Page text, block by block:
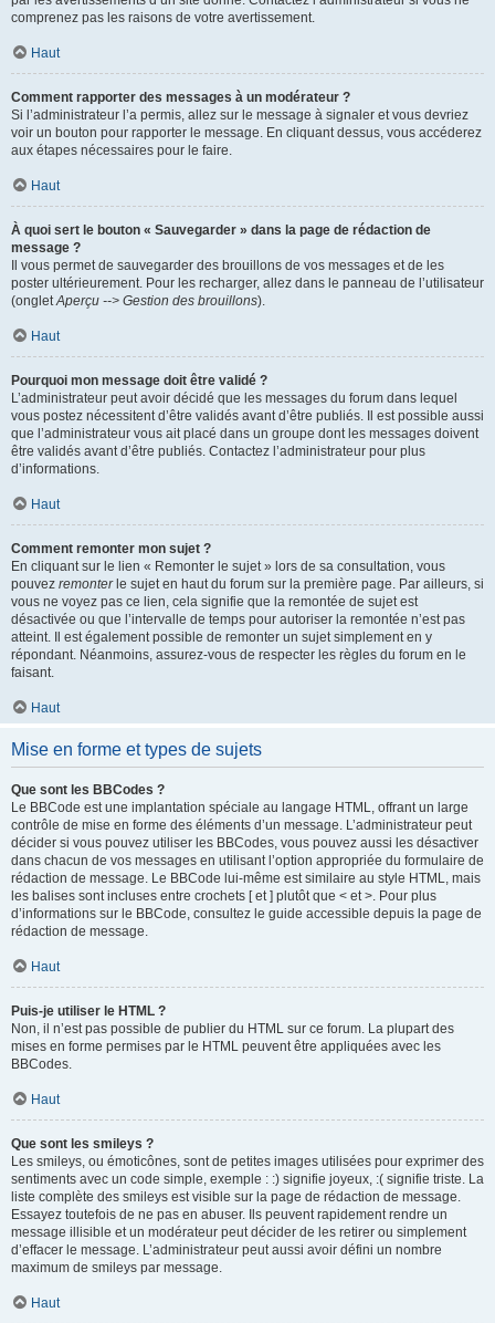
comprenez pas les raisons de votre avertissement.
Haut
Comment rapporter des messages à un modérateur ?
Si l’administrateur l’a permis, allez sur le message à signaler et vous devriez
voir un bouton pour rapporter le message. En cliquant dessus, vous accéderez
aux étapes nécessaires pour le faire.
Haut
À quoi sert le bouton « Sauvegarder » dans la page de rédaction de
message ?
Il vous permet de sauvegarder des brouillons de vos messages et de les
poster ultérieurement. Pour les recharger, allez dans le panneau de l’utilisateur
(ongletAperçu --> Gestion des brouillons).
Haut
Pourquoi mon message doit être validé ?
L’administrateur peut avoir décidé que les messages du forum dans lequel
vous postez nécessitent d’être validés avant d’être publiés. Il est possible aussi
que l’administrateur vous ait placé dans un groupe dont les messages doivent
être validés avant d’être publiés. Contactez l’administrateur pour plus
d’informations.
Haut
Comment remonter mon sujet ?
En cliquant sur le lien « Remonter le sujet » lors de sa consultation, vous
pouvez remonterle sujet en haut du forum sur la première page. Par ailleurs, si
vous ne voyez pas ce lien, cela signifie que la remontée de sujet est
désactivée ou que l’intervalle de temps pour autoriser la remontée n’est pas
atteint. Il est également possible de remonter un sujet simplement en y
répondant. Néanmoins, assurez-vous de respecter les règles du forum en le
faisant.
Haut
Mise en forme et types de sujets
Que sont les BBCodes ?
Le BBCode est une implantation spéciale au langage HTML, offrant un large
contrôle de mise en forme des éléments d’un message. L’administrateur peut
décider si vous pouvez utiliser les BBCodes, vous pouvez aussi les désactiver
dans chacun de vos messages en utilisant l’option appropriée du formulaire de
rédaction de message. Le BBCode lui-même est similaire au style HTML, mais
les balises sont incluses entre crochets [ et ] plutôt que < et >. Pour plus
d’informations sur le BBCode, consultez le guide accessible depuis la page de
rédaction de message.
Haut
Puis-je utiliser le HTML ?
Non, il n’est pas possible de publier du HTML sur ce forum. La plupart des
mises en forme permises par le HTML peuvent être appliquées avec les
BBCodes.
Haut
Que sont les smileys ?
Les smileys, ou émoticônes, sont de petites images utilisées pour exprimer des
sentiments avec un code simple, exemple : :) signifie joyeux, :( signifie triste. La
liste complète des smileys est visible sur la page de rédaction de message.
Essayez toutefois de ne pas en abuser. Ils peuvent rapidement rendre un
message illisible et un modérateur peut décider de les retirer ou simplement
d’effacer le message. L’administrateur peut aussi avoir défini un nombre
maximum de smileys par message.
Haut